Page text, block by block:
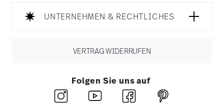
UNTERNEHMEN & RECHTLICHES
VERTRAG WIDERRUFEN
Folgen Sie uns auf